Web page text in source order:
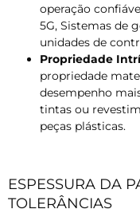
operação
5G, Sistemas de
unidades de
Propriedade
propriedade
desempenho
tintas ou
peças plásticas.
ESPESSURA DA
TOLERÂNCIAS